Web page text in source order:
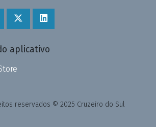
aplicativo
reservados © 2025 Cruzeiro do Sul